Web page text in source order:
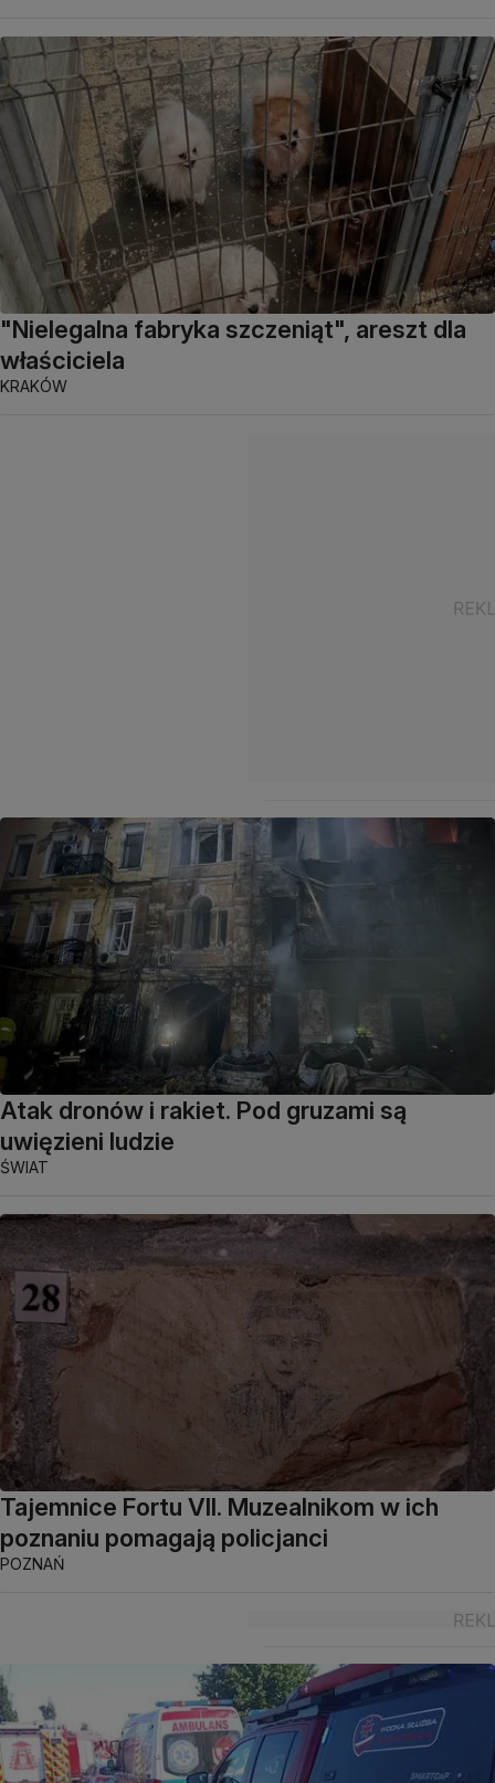
"Nielegalna fabryka szczeniąt", areszt dla
właściciela
KRAKÓW
Atak dronów i rakiet. Pod gruzami są
uwięzieni ludzie
ŚWIAT
Tajemnice Fortu VII. Muzealnikom w ich
poznaniu pomagają policjanci
POZNAŃ